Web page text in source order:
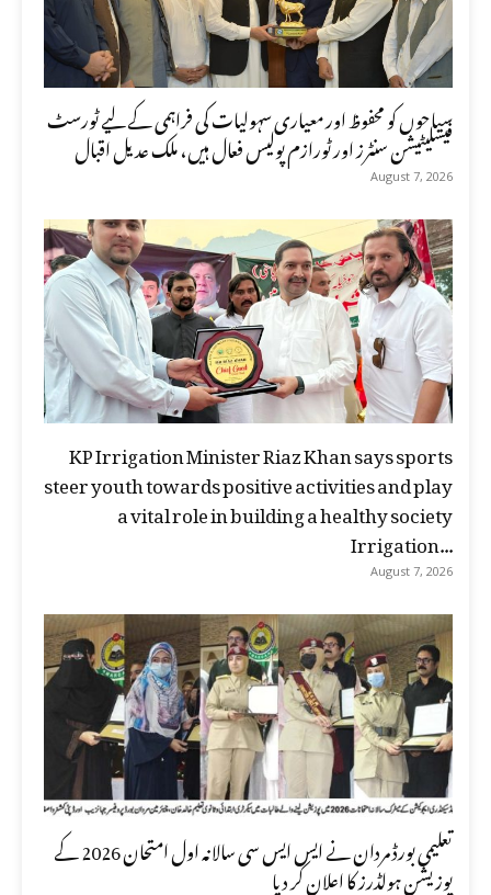
سیاحوں کو محفوظ اور معیاری سہولیات کی فراہمی کے لیے ٹورسٹ
فیسلیٹیشن سنٹرز اور ٹورازم پولیس فعال ہیں، ملک عدیل اقبال
August 7, 2026
KP Irrigation Minister Riaz Khan says sports
steer youth towards positive activities and play
a vital role in building a healthy society
Irrigation...
August 7, 2026
تعلیمی بورڈ مردان نے ایس ایس سی سالانہ اول امتحان 2026 کے
پوزیشن ہولڈرز کا اعلان کر دیا